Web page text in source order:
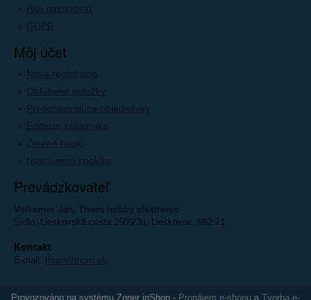
Ako nakupovať
GDPR
Môj účet
Nová registrácia
Oblúbené položky
Predchádzajúce objednávky
Editácia zákazníka
Zmeniť heslo
Nastavenie cookies
Prevádzkovateľ
Volkomer Ján, Thorn-hobby elektronic
Sídlo: Lieskovská cesta 2509/36, Lieskovec, 962 21
Kontakt
E-mail: thorn@thorn.sk
Provozováno na systému Zoner inShop - Pronájem e-shopu a Tvorba e-